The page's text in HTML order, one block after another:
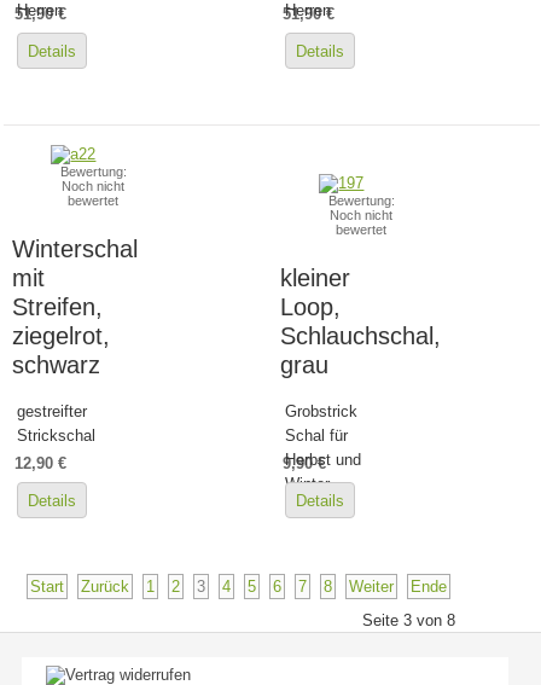
Herren
51,90 €
Details
Herren
51,90 €
Details
Bewertung:
Noch nicht
bewertet
Winterschal
mit
Streifen,
ziegelrot,
schwarz
gestreifter
Strickschal
12,90 €
Details
Bewertung:
Noch nicht
bewertet
kleiner
Loop,
Schlauchschal,
grau
Grobstrick
Schal für
Herbst und
Winter
9,90 €
Details
Start Zurück 1 2 3 4 5 6 7 8 Weiter
Ende
Seite 3 von 8